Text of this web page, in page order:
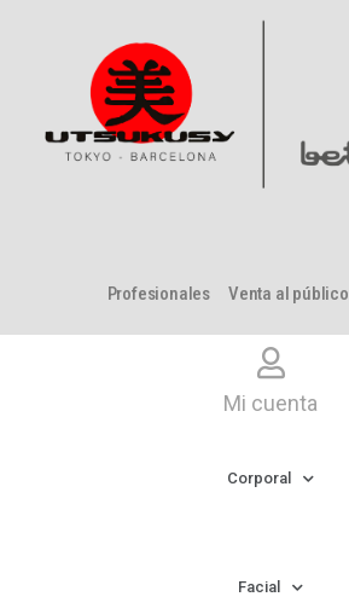
Profesionales Venta al público
Mi cuenta
Corporal
Facial